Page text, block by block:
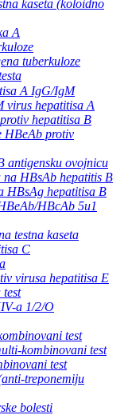
kaseta (koloidno
A
tuberkuloze
A IgG/IgM
virus hepatitisa A
hepatitisa B
HBeAb protiv
antigensku ovojnicu
na HBsAb hepatitis B
HBsAg hepatitisa B
HBcAb 5u1
testna kaseta
C
virusa hepatitisa E
a 1/2/O
test
kombinovani test
test
treponemiju
bolesti